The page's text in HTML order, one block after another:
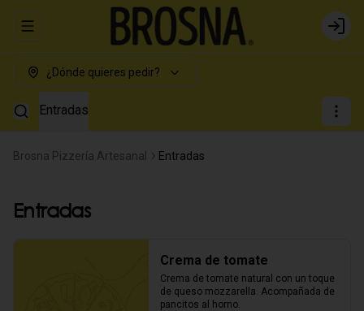
Abrir menu de navegación Login
¿Dónde quieres pedir?
Entradas
Brosna Pizzería Artesanal Entradas
Entradas
Crema de tomate
Crema de tomate natural con un toque
de queso mozzarella. Acompañada de
pancitos al horno.